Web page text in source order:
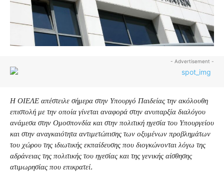
- Advertisement -
Η ΟΙΕΛΕ απέστειλε σήμερα στην Υπουργό Παιδείας την ακόλουθη
επιστολή με την οποία γίνεται αναφορά στην ανυπαρξία διαλόγου
ανάμεσα στην Ομοσπονδία και στην πολιτική ηγεσία του Υπουργείου
και στην αναγκαιότητα αντιμετώπισης των οξυμένων προβλημάτων
του χώρου της ιδιωτικής εκπαίδευσης που διογκώνονται λόγω της
αδράνειας της πολιτικής του ηγεσίας και της γενικής αίσθησης
ατιμωρησίας που επικρατεί.